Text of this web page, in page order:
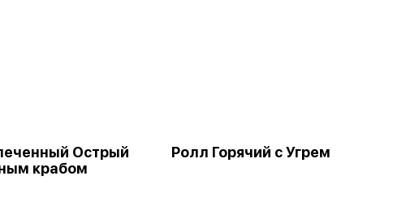
Острый
крабом
Ролл Горячий с Угрем